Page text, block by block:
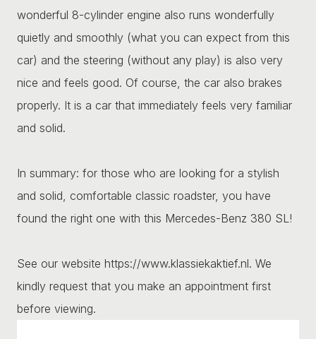
wonderful 8-cylinder engine also runs wonderfully
quietly and smoothly (what you can expect from this
car) and the steering (without any play) is also very
nice and feels good. Of course, the car also brakes
properly. It is a car that immediately feels very familiar
and solid.
In summary: for those who are looking for a stylish
and solid, comfortable classic roadster, you have
found the right one with this Mercedes-Benz 380 SL!
See our website https://www.klassiekaktief.nl. We
kindly request that you make an appointment first
before viewing.